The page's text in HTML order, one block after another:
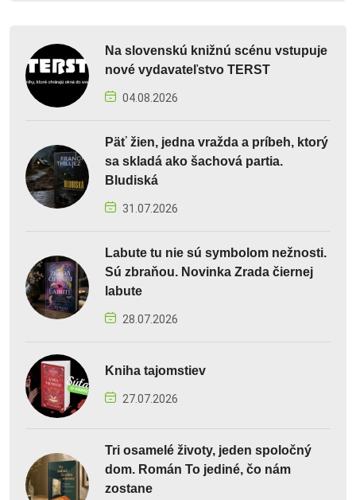
Na slovenskú knižnú scénu vstupuje
nové vydavateľstvo TERST
04.08.2026
Päť žien, jedna vražda a príbeh, ktorý
sa skladá ako šachová partia.
Bludiská
31.07.2026
Labute tu nie sú symbolom nežnosti.
Sú zbraňou. Novinka Zrada čiernej
labute
28.07.2026
Kniha tajomstiev
27.07.2026
Tri osamelé životy, jeden spoločný
dom. Román To jediné, čo nám
zostane